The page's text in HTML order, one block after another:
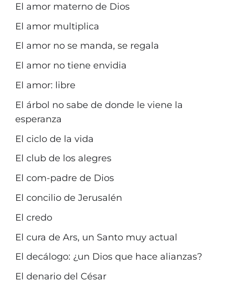
El amor materno de Dios
El amor multiplica
El amor no se manda, se regala
El amor no tiene envidia
El amor: libre
El árbol no sabe de donde le viene la
esperanza
El ciclo de la vida
El club de los alegres
El com-padre de Dios
El concilio de Jerusalén
El credo
El cura de Ars, un Santo muy actual
El decálogo: ¿un Dios que hace alianzas?
El denario del César